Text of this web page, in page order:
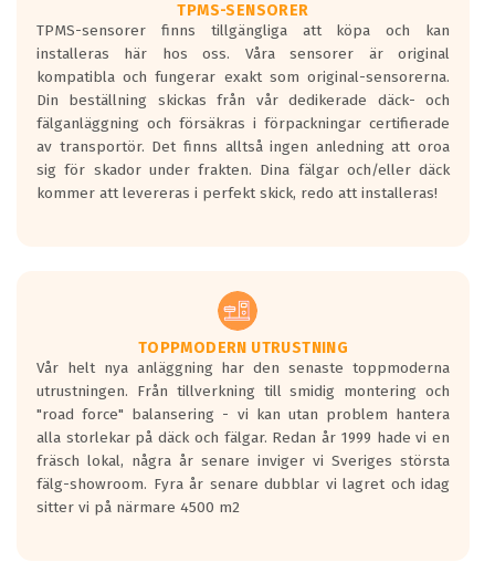
godkända för år 2016 nya regelverk.
Ett däck med en svart våg kommer vara
minst tre decibel tystare än det
regelverk som börjar gälla 2016.
TPMS-SENSORER
TPMS-sensorer finns tillgängliga att köpa och kan
installeras här hos oss. Våra sensorer är original
kompatibla och fungerar exakt som original-sensorerna.
Din beställning skickas från vår dedikerade däck- och
fälganläggning och försäkras i förpackningar certifierade
av transportör. Det finns alltså ingen anledning att oroa
sig för skador under frakten. Dina fälgar och/eller däck
kommer att levereras i perfekt skick, redo att installeras!
TOPPMODERN UTRUSTNING
Vår helt nya anläggning har den senaste toppmoderna
utrustningen. Från tillverkning till smidig montering och
"road force" balansering - vi kan utan problem hantera
alla storlekar på däck och fälgar. Redan år 1999 hade vi en
fräsch lokal, några år senare inviger vi Sveriges största
fälg-showroom. Fyra år senare dubblar vi lagret och idag
sitter vi på närmare 4500 m2